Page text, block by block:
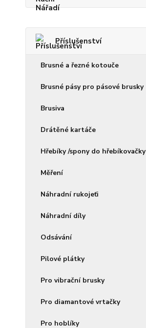
Příslušenství
Brusné a řezné kotouče
Brusné pásy pro pásové brusky
Brusiva
Drátěné kartáče
Hřebíky /spony do hřebíkovačky
Měření
Náhradní rukojeťi
Náhradní díly
Odsávání
Pilové plátky
Pro vibrační brusky
Pro diamantové vrtačky
Pro hoblíky